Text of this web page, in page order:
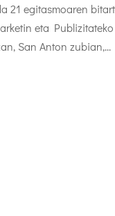
21 egitasmoaren
eta
San Anton zubian,...